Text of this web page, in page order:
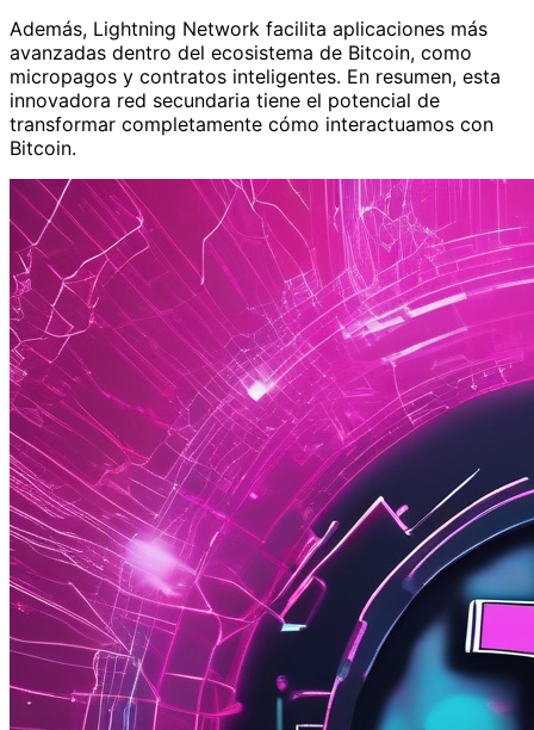
Además, Lightning Network facilita aplicaciones más
avanzadas dentro del ecosistema de Bitcoin, como
micropagos y contratos inteligentes. En resumen, esta
innovadora red secundaria tiene el potencial de
transformar completamente cómo interactuamos con
Bitcoin.